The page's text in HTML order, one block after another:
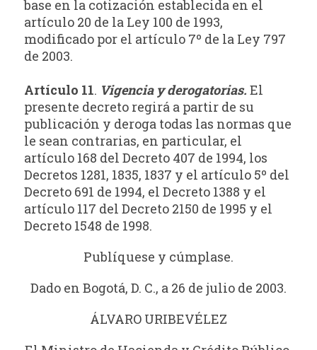
base en la cotización establecida en el
artículo 20 de la Ley 100 de 1993,
modificado por el artículo 7º de la Ley 797
de 2003.
Artículo 11. Vigencia y derogatorias. El
presente decreto regirá a partir de su
publicación y deroga todas las normas que
le sean contrarias, en particular, el
artículo 168 del Decreto 407 de 1994, los
Decretos 1281, 1835, 1837 y el artículo 5º del
Decreto 691 de 1994, el Decreto 1388 y el
artículo 117 del Decreto 2150 de 1995 y el
Decreto 1548 de 1998.
Publíquese y cúmplase.
Dado en Bogotá, D. C., a 26 de julio de 2003.
ÁLVARO URIBEVÉLEZ